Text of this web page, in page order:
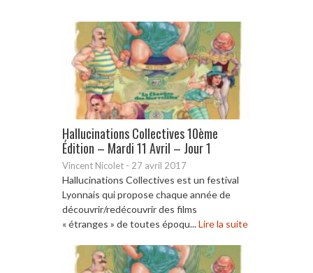
Hallucinations Collectives 10ème
Édition – Mardi 11 Avril – Jour 1
Vincent Nicolet - 27 avril 2017
Hallucinations Collectives est un festival
Lyonnais qui propose chaque année de
découvrir/redécouvrir des films
« étranges » de toutes époqu...Lire la suite